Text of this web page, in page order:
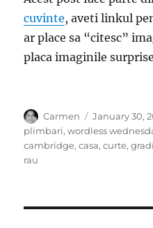
cuvinte, aveti linkul
ar place sa “citesc”
placa imaginile
Author
Carmen
Posted
on
January 30,
plimbari,wordless
cambridge,casa,curte,
rau